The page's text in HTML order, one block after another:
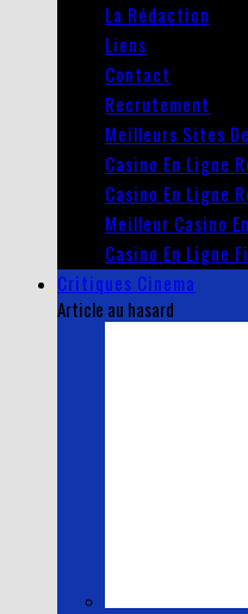
La Rédaction
Liens
Contact
Recrutement
Meilleurs Sites
Casino En Ligne
Casino En Ligne
Meilleur Casino
Casino En Ligne
Critiques Cinema
Article au hasard